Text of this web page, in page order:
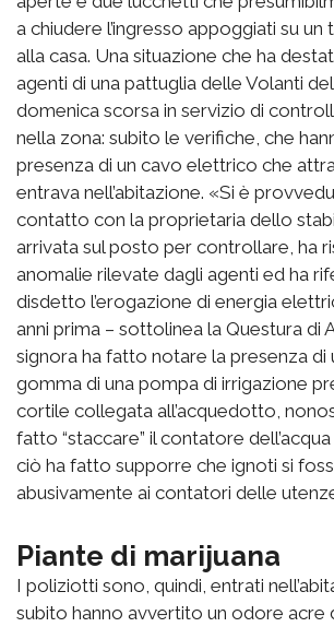
a chiudere l’ingresso appoggiati su
alla casa. Una situazione che ha
agenti di una pattuglia delle Volanti
domenica scorsa in servizio di
nella zona: subito le verifiche, che
presenza di un cavo elettrico che
entrava nell’abitazione. «Si è
contatto con la proprietaria dello
arrivata sul posto per controllare, ha
anomalie rilevate dagli agenti ed ha
disdetto l’erogazione di energia
anni prima – sottolinea la Questura di
signora ha fatto notare la presenza di
gomma di una pompa di irrigazione
cortile collegata all’acquedotto,
fatto “staccare” il contatore
ciò ha fatto supporre che ignoti si
abusivamente ai contatori delle
Piante di marijuana
I poliziotti sono, quindi, entrati
subito hanno avvertito un odore acre